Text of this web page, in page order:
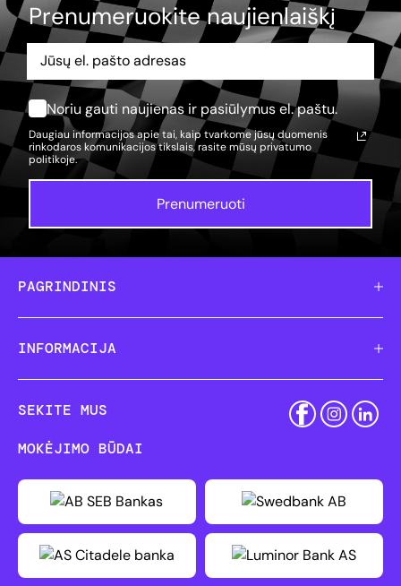
Prenumeruokite naujienlaiškį
Noriu gauti naujienas ir pasiūlymus el. paštu.
Daugiau informacijos apie tai, kaip tvarkome jūsų duomenis
rinkodaros komunikacijos tikslais, rasite mūsų privatumo
politikoje.
Prenumeruoti
PAGRINDINIS
INFORMACIJA
SEKITE MUS
MOKĖJIMO BŪDAI